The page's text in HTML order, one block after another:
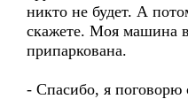
никто не будет. А
скажете. Моя машина
припаркована.
- Спасибо, я поговорю